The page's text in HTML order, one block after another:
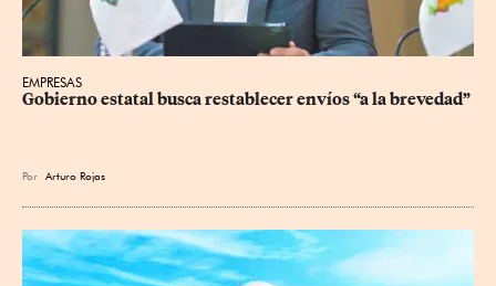
EMPRESAS
Gobierno estatal busca restablecer envíos “a la brevedad”
Por Arturo Rojas